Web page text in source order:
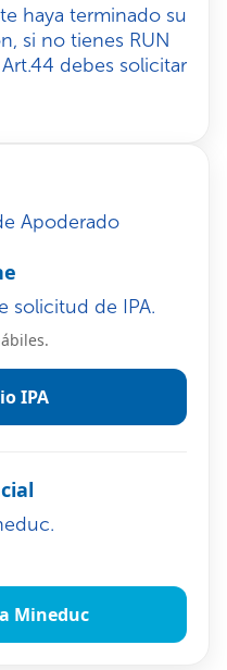
haya terminado su
si no tienes RUN
debes solicitar
Apoderado
solicitud de IPA.
IPA
Mineduc